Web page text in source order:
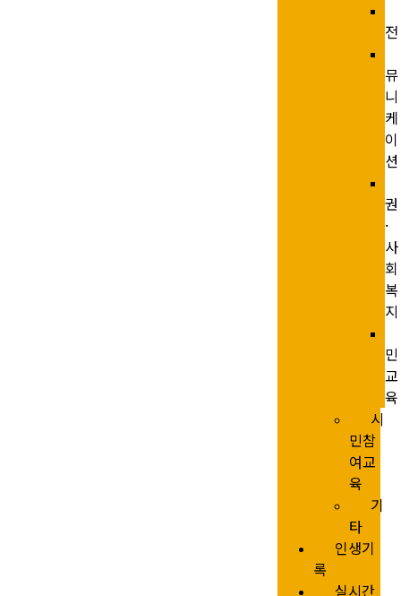
전
뮤
니
케
이
션
권
·
사
회
복
지
민
교
육
시
민참
여교
육
기
타
인생기
록
실시간